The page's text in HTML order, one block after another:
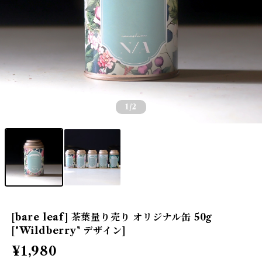
1 /2
[bare leaf] 茶葉量り売り オリジナル缶 50g
["Wildberry" デザイン]
¥1,980